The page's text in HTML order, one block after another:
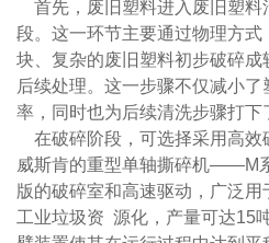
首先，废旧塑料进入废旧塑料
段。这一环节主要通过物理方
块、复杂的废旧塑料初步破碎
后续处理。这一步骤不仅减小
率，同时也为后续清洗步骤打下
在破碎阶段，可选择采用高效
威斯肯的重型单轴撕碎机——M
版的破碎室和高速驱动，广泛用
工业垃圾资 源化，产量可达15